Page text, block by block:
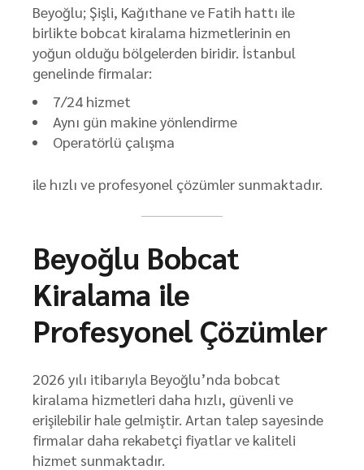
Beyoğlu; Şişli, Kağıthane ve Fatih hattı ile
birlikte bobcat kiralama hizmetlerinin en
yoğun olduğu bölgelerden biridir. İstanbul
genelinde firmalar:
7/24 hizmet
Aynı gün makine yönlendirme
Operatörlü çalışma
ile hızlı ve profesyonel çözümler sunmaktadır.
Beyoğlu Bobcat
Kiralama ile
Profesyonel Çözümler
2026 yılı itibarıyla Beyoğlu’nda bobcat
kiralama hizmetleri daha hızlı, güvenli ve
erişilebilir hale gelmiştir. Artan talep sayesinde
firmalar daha rekabetçi fiyatlar ve kaliteli
hizmet sunmaktadır.